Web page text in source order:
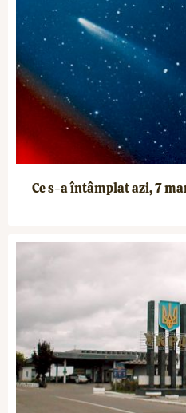
Ce s-a întâmplat azi, 7